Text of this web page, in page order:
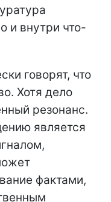
и внутри что-
говорят, что
Хотя дело
резонанс.
является
фактами,